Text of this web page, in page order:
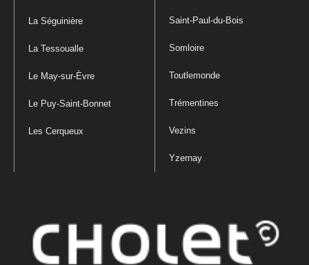
La Séguinière
La Tessoualle
Le May-sur-Èvre
Le Puy-Saint-Bonnet
Les Cerqueux
Saint-Paul-du-Bois
Somloire
Toutlemonde
Trémentines
Vezins
Yzernay